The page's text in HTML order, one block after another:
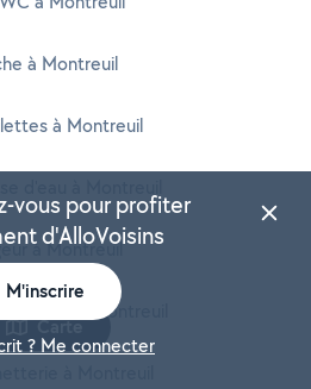
à Montreuil
à Montreuil
à Montreuil
à Montreuil
Carte
vous pour profiter
d'AlloVoisins
M'inscrire
? Me connecter